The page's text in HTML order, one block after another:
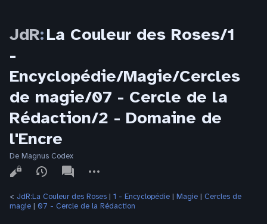
JdR:La Couleur des Roses/1
-
Encyclopédie/Magie/Cercles
de magie/07 - Cercle de la
Rédaction/2 - Domaine de
l'Encre
De Magnus Codex
Affichages
associated-
pages
actions
< JdR:La Couleur des Roses ‎ | 1 - Encyclopédie ‎ | Magie ‎ | Cercles de
magie ‎ | 07 - Cercle de la Rédaction